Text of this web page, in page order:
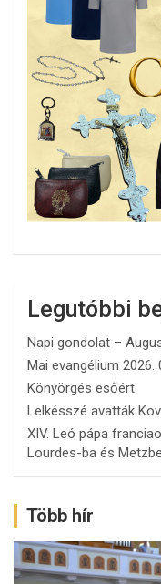
Legutóbbi
Napi gondolat –
Mai evangélium 2026.
Könyörgés esőért
Lelkésszé avatták
XIV. Leó pápa
Lourdes-ba és
Több hír